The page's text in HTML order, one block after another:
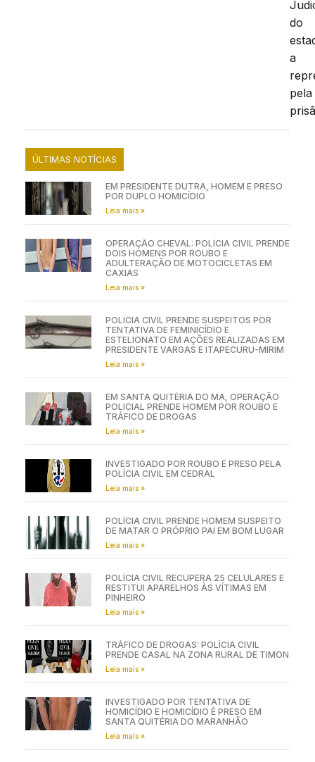
do
a
pela
ÚLTIMAS NOTÍCIAS
EM PRESIDENTE DUTRA, HOMEM É PRESO
POR DUPLO HOMICÍDIO
Leia mais »
OPERAÇÃO CHEVAL: POLÍCIA CIVIL PRENDE
DOIS HOMENS POR ROUBO E
ADULTERAÇÃO DE MOTOCICLETAS EM
CAXIAS
Leia mais »
POLÍCIA CIVIL PRENDE SUSPEITOS POR
TENTATIVA DE FEMINICÍDIO E
ESTELIONATO EM AÇÕES REALIZADAS EM
PRESIDENTE VARGAS E ITAPECURU-MIRIM
Leia mais »
EM SANTA QUITÉRIA DO MA, OPERAÇÃO
POLICIAL PRENDE HOMEM POR ROUBO E
TRÁFICO DE DROGAS
Leia mais »
INVESTIGADO POR ROUBO É PRESO PELA
POLÍCIA CIVIL EM CEDRAL
Leia mais »
POLÍCIA CIVIL PRENDE HOMEM SUSPEITO
DE MATAR O PRÓPRIO PAI EM BOM LUGAR
Leia mais »
POLÍCIA CIVIL RECUPERA 25 CELULARES E
RESTITUI APARELHOS ÀS VÍTIMAS EM
PINHEIRO
Leia mais »
TRÁFICO DE DROGAS: POLÍCIA CIVIL
PRENDE CASAL NA ZONA RURAL DE TIMON
Leia mais »
INVESTIGADO POR TENTATIVA DE
HOMICÍDIO E HOMICÍDIO É PRESO EM
SANTA QUITÉRIA DO MARANHÃO
Leia mais »